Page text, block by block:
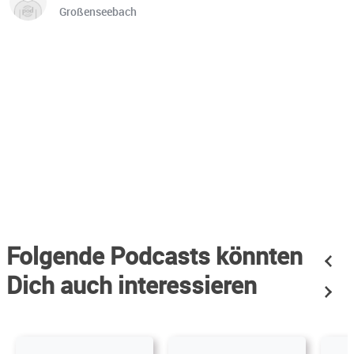
Großenseebach
Folgende Podcasts könnten
Dich auch interessieren